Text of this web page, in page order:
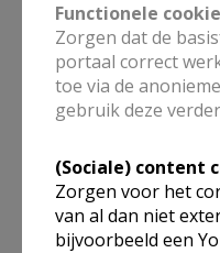
Deel dit artikel
Functionele
Zorgen dat de
portaal correct
toe via de
gebruik deze
(Sociale) content
Zorgen voor het
van al dan niet
bijvoorbeeld een